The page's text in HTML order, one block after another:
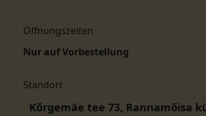
Öffnungszeiten
Nur auf Vorbestellung
Standort
Kõrgemäe tee 73, Rannamõisa